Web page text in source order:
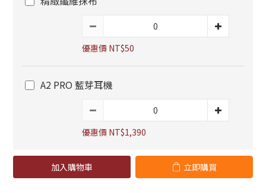
優惠價 NT$50
A2 PRO 藍芽耳機
優惠價 NT$1,390
加入購物車 立即購買